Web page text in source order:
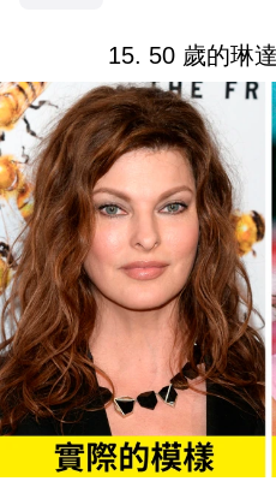
15. 50 歲的琳